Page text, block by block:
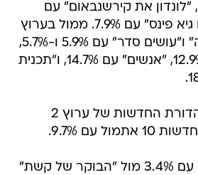
רפי רשף" עם 7.8%, "לונדון את קירשנבאום" עם
5.8%, "ערב טוב עם גיא פינס" עם 7.9%. ממול בערוץ
2 "מהדורה ראשונה" ו"עושים סדר" עם 5.9% ו-5.7%,
"שש עם" רושמת 12.9%, "אנשים" עם 14.7%, ו"תכנית
בגזרת החדשות: מהדורת החדשות של ערוץ 2
בבוקר: "אורלי וגיא" עם 3.4% מול "הבוקר של קשת"